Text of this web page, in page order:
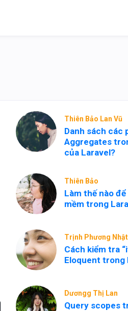
Thiên Bảo Lan Vũ
Danh sách các
Aggregates
của Laravel?
Thiên Bảo
Làm thế nào
mềm trong
Trịnh Phương
Cách kiểm tra
Eloquent trong
Dươngg Thị Lan
Query scopes